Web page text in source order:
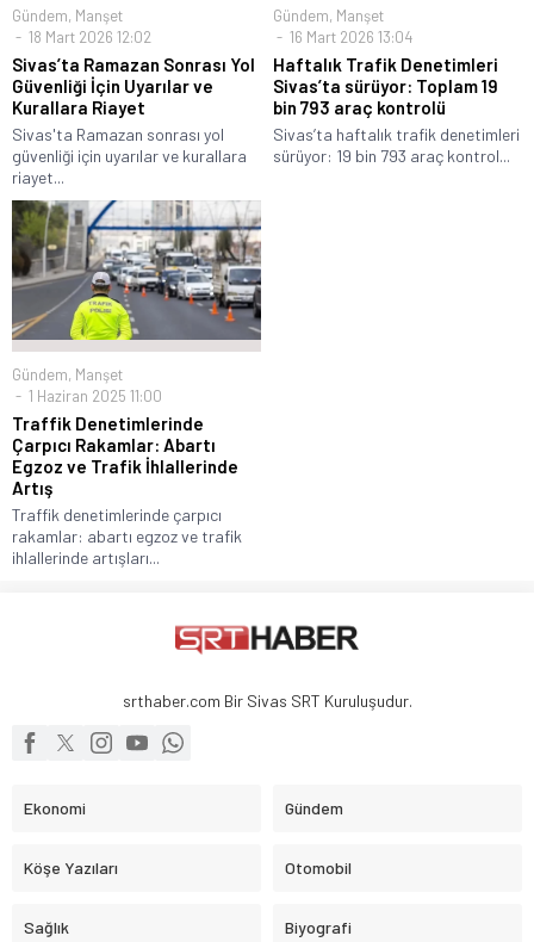
Gündem, Manşet
18 Mart 2026 12:02
Sivas’ta Ramazan Sonrası Yol
Güvenliği İçin Uyarılar ve
Kurallara Riayet
Sivas'ta Ramazan sonrası yol
güvenliği için uyarılar ve kurallara
riayet...
Gündem, Manşet
16 Mart 2026 13:04
Haftalık Trafik Denetimleri
Sivas’ta sürüyor: Toplam 19
bin 793 araç kontrolü
Sivas’ta haftalık trafik denetimleri
sürüyor: 19 bin 793 araç kontrol...
Gündem, Manşet
1 Haziran 2025 11:00
Traffik Denetimlerinde
Çarpıcı Rakamlar: Abartı
Egzoz ve Trafik İhlallerinde
Artış
Traffik denetimlerinde çarpıcı
rakamlar: abartı egzoz ve trafik
ihlallerinde artışları...
srthaber.com Bir Sivas SRT Kuruluşudur.
Ekonomi Gündem
Köşe Yazıları Otomobil
Sağlık Biyografi